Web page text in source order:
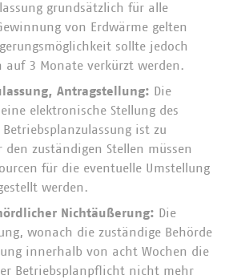
grundsätzlich für alle
von Erdwärme gelten
sollte jedoch
auf 3 Monate verkürzt werden.
Antragstellung: Die
elektronische Stellung des
ist zu
den zuständigen Stellen müssen
für die eventuelle Umstellung
werden.
Nichtäußerung: Die
wonach die zuständige Behörde
innerhalb von acht Wochen die
Betriebsplanpflicht nicht mehr